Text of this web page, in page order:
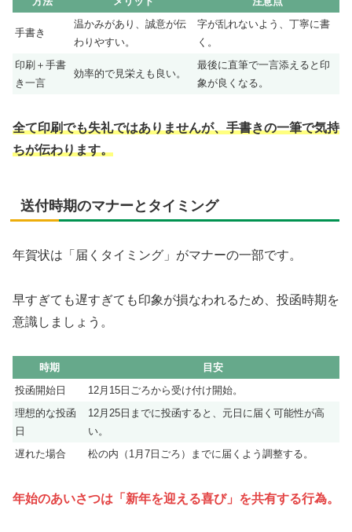
手書き
温かみがあり、誠意が伝
わりやすい。
字が乱れないよう、丁寧に書
く。
印刷＋手書
き一言
効率的で見栄えも良い。
最後に直筆で一言添えると印
象が良くなる。
全て印刷でも失礼ではありませんが、手書きの一筆で気持
ちが伝わります。
送付時期のマナーとタイミング
年賀状は「届くタイミング」がマナーの一部です。
早すぎても遅すぎても印象が損なわれるため、投函時期を
意識しましょう。
時期
目安
投函開始日
12月15日ごろから受け付け開始。
理想的な投函
日
12月25日までに投函すると、元日に届く可能性が高
い。
遅れた場合
松の内（1月7日ごろ）までに届くよう調整する。
年始のあいさつは「新年を迎える喜び」を共有する行為。